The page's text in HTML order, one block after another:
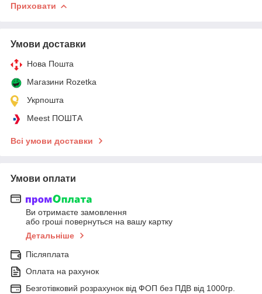
Приховати
Умови доставки
Нова Пошта
Магазини Rozetka
Укрпошта
Meest ПОШТА
Всі умови доставки
Умови оплати
Ви отримаєте замовлення
або гроші повернуться на вашу картку
Детальніше
Післяплата
Оплата на рахунок
Безготівковий розрахунок від ФОП без ПДВ від 1000гр.